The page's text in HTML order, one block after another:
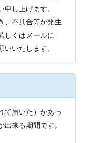
し上げます。
、不具合等が発生
しくはメールに
いたします。
て届いた）があっ
来る期間です。